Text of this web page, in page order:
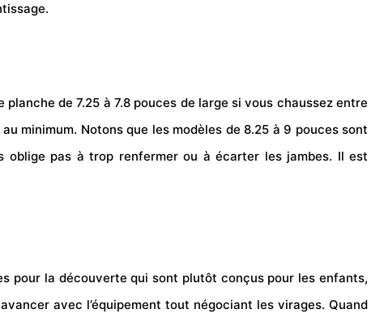
de 7.25 à 7.8 pouces de large si vous chaussez entre
minimum. Notons que les modèles de 8.25 à 9 pouces sont
oblige pas à trop renfermer ou à écarter les jambes. Il est
pour la découverte qui sont plutôt conçus pour les enfants,
avec l’équipement tout négociant les virages. Quand